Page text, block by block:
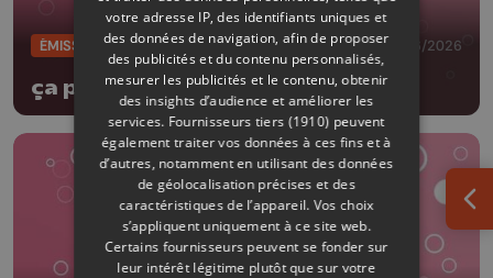
ÉMISSIONS 23/06/2026
ça papille!
votre adresse IP, des identifiants uniques et
des données de navigation, afin de proposer
des publicités et du contenu personnalisés,
mesurer les publicités et le contenu, obtenir
des insights d’audience et améliorer les
services. Fournisseurs tiers (1910) peuvent
également traiter vos données à ces fins et à
d’autres, notamment en utilisant des données
de géolocalisation précises et des
caractéristiques de l’appareil. Vos choix
s’appliquent uniquement à ce site web.
Certains fournisseurs peuvent se fonder sur
leur intérêt légitime plutôt que sur votre